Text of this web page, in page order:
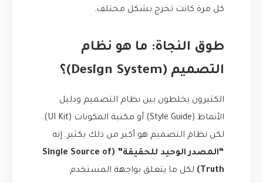
كل مرة كانت تخرج بشكل مختلف.
طوق النجاة: ما هو نظام
التصميم (Design System)؟
الكثيرون يخلطون بين نظام التصميم ودليل
الأنماط (Style Guide) أو مكتبة المكونات (UI Kit).
لكن نظام التصميم هو أكبر من ذلك بكثير. إنه
“المصدر الوحيد للحقيقة” (Single Source of
Truth)
لكل ما يتعلق بواجهة المستخدم